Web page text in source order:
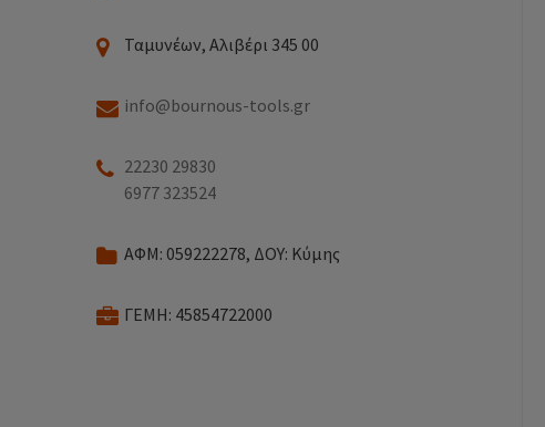
Ταμυνέων, Αλιβέρι 345 00
info@bournous-tools.gr
22230 29830
6977 323524
ΑΦΜ: 059222278, ΔΟΥ: Κύμης
ΓΕΜΗ: 45854722000